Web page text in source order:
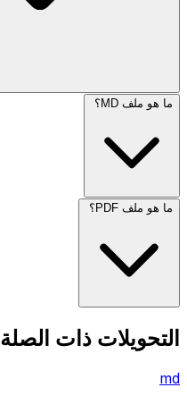
ما هو ملف MD؟
ما هو ملف PDF؟
التحويلات ذات الصلة
md